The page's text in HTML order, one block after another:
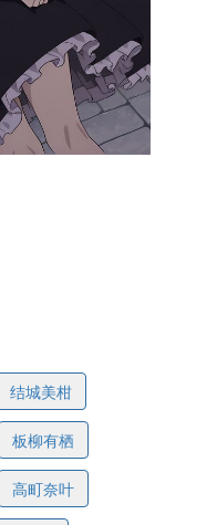
结城美柑
板柳有栖
高町奈叶